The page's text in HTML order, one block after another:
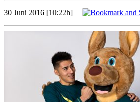
30 Juni 2016 [10:22h]